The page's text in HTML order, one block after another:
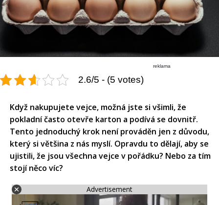
reklama
2.6/5 - (5 votes)
Když nakupujete vejce, možná jste si všimli, že
pokladní často otevře karton a podívá se dovnitř.
Tento jednoduchý krok není prováděn jen z důvodu,
který si většina z nás myslí. Opravdu to dělají, aby se
ujistili, že jsou všechna vejce v pořádku? Nebo za tím
stojí něco víc?
Advertisement